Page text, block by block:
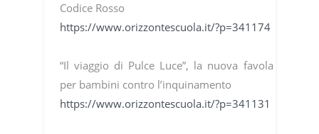
Codice Rosso
https://www.orizzontescuola.it/?p=341174
“Il viaggio di Pulce Luce”, la nuova favola
per bambini contro l’inquinamento
https://www.orizzontescuola.it/?p=341131